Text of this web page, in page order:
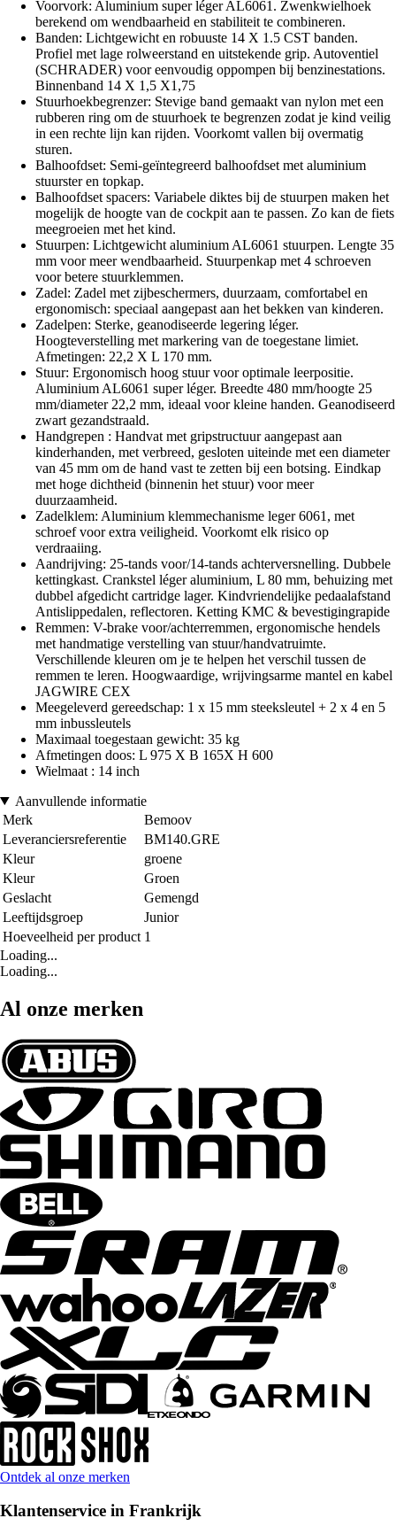
Voorvork: Aluminium super léger AL6061. Zwenkwielhoek
berekend om wendbaarheid en stabiliteit te combineren.
Banden: Lichtgewicht en robuuste 14 X 1.5 CST banden.
Profiel met lage rolweerstand en uitstekende grip. Autoventiel
(SCHRADER) voor eenvoudig oppompen bij benzinestations.
Binnenband 14 X 1,5 X1,75
Stuurhoekbegrenzer: Stevige band gemaakt van nylon met een
rubberen ring om de stuurhoek te begrenzen zodat je kind veilig
in een rechte lijn kan rijden. Voorkomt vallen bij overmatig
sturen.
Balhoofdset: Semi-geïntegreerd balhoofdset met aluminium
stuurster en topkap.
Balhoofdset spacers: Variabele diktes bij de stuurpen maken het
mogelijk de hoogte van de cockpit aan te passen. Zo kan de fiets
meegroeien met het kind.
Stuurpen: Lichtgewicht aluminium AL6061 stuurpen. Lengte 35
mm voor meer wendbaarheid. Stuurpenkap met 4 schroeven
voor betere stuurklemmen.
Zadel: Zadel met zijbeschermers, duurzaam, comfortabel en
ergonomisch: speciaal aangepast aan het bekken van kinderen.
Zadelpen: Sterke, geanodiseerde legering léger.
Hoogteverstelling met markering van de toegestane limiet.
Afmetingen: 22,2 X L 170 mm.
Stuur: Ergonomisch hoog stuur voor optimale leerpositie.
Aluminium AL6061 super léger. Breedte 480 mm/hoogte 25
mm/diameter 22,2 mm, ideaal voor kleine handen. Geanodiseerd
zwart gezandstraald.
Handgrepen : Handvat met gripstructuur aangepast aan
kinderhanden, met verbreed, gesloten uiteinde met een diameter
van 45 mm om de hand vast te zetten bij een botsing. Eindkap
met hoge dichtheid (binnenin het stuur) voor meer
duurzaamheid.
Zadelklem: Aluminium klemmechanisme leger 6061, met
schroef voor extra veiligheid. Voorkomt elk risico op
verdraaiing.
Aandrijving: 25-tands voor/14-tands achterversnelling. Dubbele
kettingkast. Crankstel léger aluminium, L 80 mm, behuizing met
dubbel afgedicht cartridge lager. Kindvriendelijke pedaalafstand
Antislippedalen, reflectoren. Ketting KMC & bevestigingrapide
Remmen: V-brake voor/achterremmen, ergonomische hendels
met handmatige verstelling van stuur/handvatruimte.
Verschillende kleuren om je te helpen het verschil tussen de
remmen te leren. Hoogwaardige, wrijvingsarme mantel en kabel
JAGWIRE CEX
Meegeleverd gereedschap: 1 x 15 mm steeksleutel + 2 x 4 en 5
mm inbussleutels
Maximaal toegestaan gewicht: 35 kg
Afmetingen doos: L 975 X B 165X H 600
Wielmaat : 14 inch
Aanvullende informatie
Merk
Bemoov
Leveranciersreferentie
BM140.GRE
Kleur
groene
Kleur
Groen
Geslacht
Gemengd
Leeftijdsgroep
Junior
Hoeveelheid per product 1
Loading...
Loading...
Al onze merken
Ontdek al onze merken
Klantenservice in Frankrijk